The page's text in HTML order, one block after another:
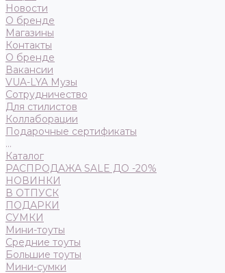
Новости
О бренде
Магазины
Контакты
О бренде
Вакансии
VUA-LYA Музы
Сотрудничество
Для стилистов
Коллаборации
Подарочные сертификаты
...
Каталог
РАСПРОДАЖА SALE ДО -20%
НОВИНКИ
В ОТПУСК
ПОДАРКИ
СУМКИ
Мини-тоуты
Средние тоуты
Большие тоуты
Мини-сумки